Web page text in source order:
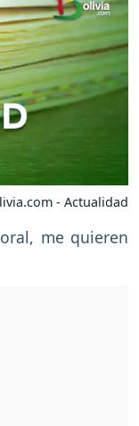
- Actualidad
me quieren